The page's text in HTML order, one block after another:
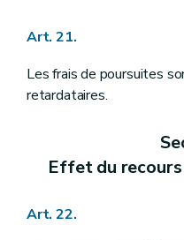
Art. 21.
Les frais de poursuites
retardataires.
Effet du
Art. 22.